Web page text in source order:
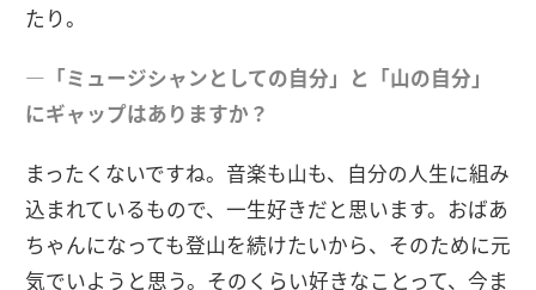
たり。
―「ミュージシャンとしての自分」と「山の自分」
にギャップはありますか？
まったくないですね。音楽も山も、自分の人生に組み
込まれているもので、一生好きだと思います。おばあ
ちゃんになっても登山を続けたいから、そのために元
気でいようと思う。そのくらい好きなことって、今ま